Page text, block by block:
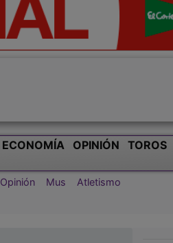
ECONOMÍA OPINIÓN TOROS
Opinión Mus
Atletismo